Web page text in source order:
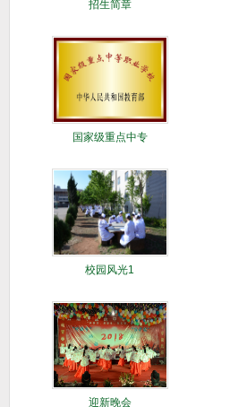
招生简章
国家级重点中专
校园风光1
迎新晚会